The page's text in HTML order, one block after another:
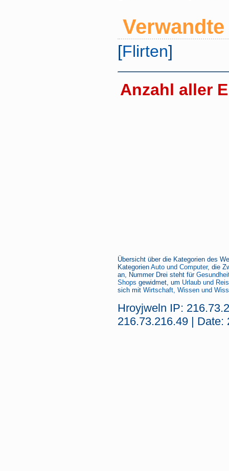
[Flirten]
Anzahl aller
Übersicht über die Kategorien des
Kategorien Auto und Computer, die
an, Nummer Drei steht für
Shops gewidmet, um Urlaub und
sich mit Wirtschaft, Wissen und
Hroyjweln IP:
216.73.216.49 | Date: